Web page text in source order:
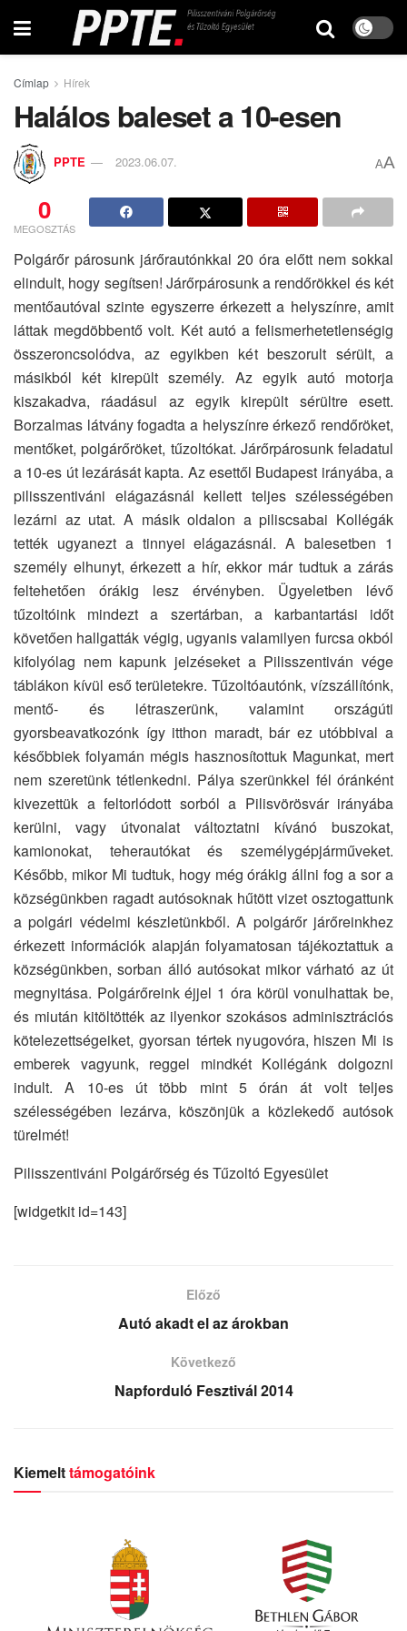
Címlap Hírek
Halálos baleset a 10-esen
PPTE 2023.06.07. AA
0
MEGOSZTÁS
Polgárőr párosunk járőrautónkkal 20 óra előtt nem sokkal
elindult, hogy segítsen! Járőrpárosunk a rendőrökkel és két
mentőautóval szinte egyszerre érkezett a helyszínre, amit
láttak megdöbbentő volt. Két autó a felismerhetetlenségig
összeroncsolódva, az egyikben két beszorult sérült, a
másikból két kirepült személy. Az egyik autó motorja
kiszakadva, ráadásul az egyik kirepült sérültre esett.
Borzalmas látvány fogadta a helyszínre érkező rendőröket,
mentőket, polgárőröket, tűzoltókat. Járőrpárosunk feladatul
a 10-es út lezárását kapta. Az esettől Budapest irányába, a
pilisszentiváni elágazásnál kellett teljes szélességében
lezárni az utat. A másik oldalon a piliscsabai Kollégák
tették ugyanezt a tinnyei elágazásnál. A balesetben 1
személy elhunyt, érkezett a hír, ekkor már tudtuk a zárás
feltehetően órákig lesz érvényben. Ügyeletben lévő
tűzoltóink mindezt a szertárban, a karbantartási időt
követően hallgatták végig, ugyanis valamilyen furcsa okból
kifolyólag nem kapunk jelzéseket a Pilisszentiván vége
táblákon kívül eső területekre. Tűzoltóautónk, vízszállítónk,
mentő- és létraszerünk, valamint országúti
gyorsbeavatkozónk így itthon maradt, bár ez utóbbival a
későbbiek folyamán mégis hasznosítottuk Magunkat, mert
nem szeretünk tétlenkedni. Pálya szerünkkel fél óránként
kivezettük a feltorlódott sorból a Pilisvörösvár irányába
kerülni, vagy útvonalat változtatni kívánó buszokat,
kamionokat, teherautókat és személygépjárműveket.
Később, mikor Mi tudtuk, hogy még órákig állni fog a sor a
községünkben ragadt autósoknak hűtött vizet osztogattunk
a polgári védelmi készletünkből. A polgárőr járőreinkhez
érkezett információk alapján folyamatosan tájékoztattuk a
községünkben, sorban álló autósokat mikor várható az út
megnyitása. Polgárőreink éjjel 1 óra körül vonulhattak be,
és miután kitöltötték az ilyenkor szokásos adminisztrációs
kötelezettségeiket, gyorsan tértek nyugovóra, hiszen Mi is
emberek vagyunk, reggel mindkét Kollégánk dolgozni
indult. A 10-es út több mint 5 órán át volt teljes
szélességében lezárva, köszönjük a közlekedő autósok
türelmét!
Pilisszentiváni Polgárőrség és Tűzoltó Egyesület
[widgetkit id=143]
Előző
Autó akadt el az árokban
Következő
Napforduló Fesztivál 2014
Kiemelttámogatóink